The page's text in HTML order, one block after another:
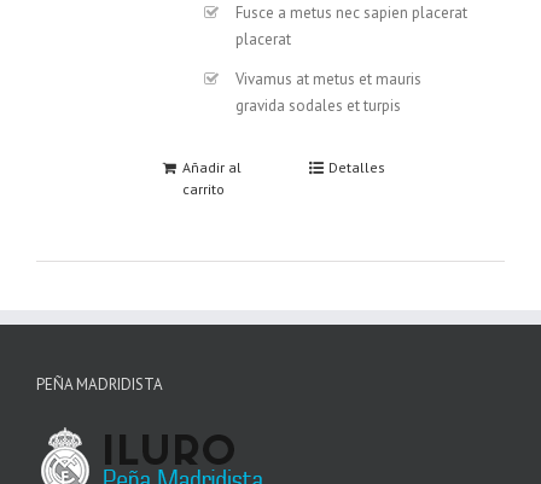
Fusce a metus nec sapien placerat
placerat
Vivamus at metus et mauris
gravida sodales et turpis
Añadir al
carrito
Detalles
PEÑA MADRIDISTA